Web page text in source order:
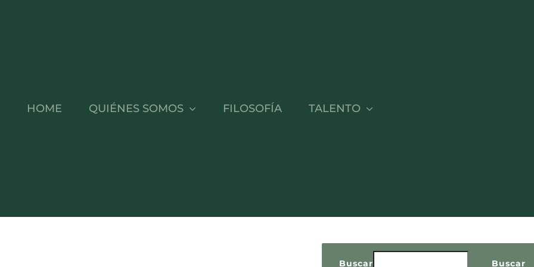
HOME QUIÉNES SOMOS FILOSOFÍA TALENTO
Buscar Buscar